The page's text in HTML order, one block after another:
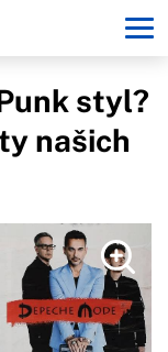
styl?
našich